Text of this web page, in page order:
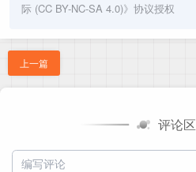
际 (CC BY-NC-SA 4.0)》协议授权
上一篇
评论区